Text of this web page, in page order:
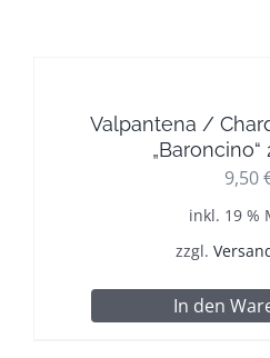
Valpantena /
„Baroncino“
9,50
inkl. 19 %
zzgl.
In den